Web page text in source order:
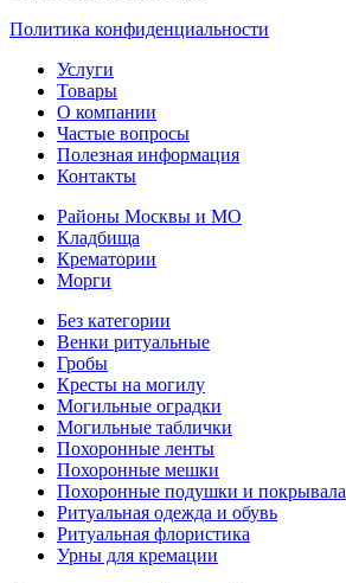
Политика конфиденциальности
Услуги
Товары
О компании
Частые вопросы
Полезная информация
Контакты
Районы Москвы и МО
Кладбища
Крематории
Морги
Без категории
Венки ритуальные
Гробы
Кресты на могилу
Могильные оградки
Могильные таблички
Похоронные ленты
Похоронные мешки
Похоронные подушки и покрывала
Ритуальная одежда и обувь
Ритуальная флористика
Урны для кремации